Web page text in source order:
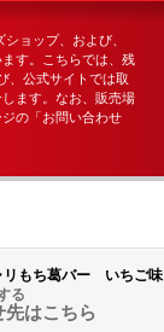
ョップ、および、
す。こちらでは、残
、公式サイトでは取
ます。なお、販売場
の「お問い合わせ
もち葛バー いちご味
る
先はこちら